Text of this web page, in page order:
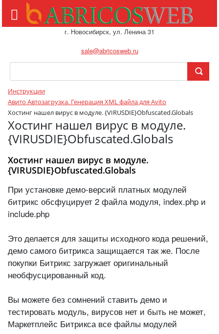
г. Новосибирск, ул. Ленина 31
sale@abricosweb.ru
Инструкции
Авито Автозагрузка. Генерация XML файла для Avito
Хостинг нашел вирус в модуле. {VIRUSDIE}Obfuscated.Globals
Хостинг нашел вирус в модуле.
{VIRUSDIE}Obfuscated.Globals
Хостинг нашел вирус в модуле.
{VIRUSDIE}Obfuscated.Globals
При установке демо-версий платных модулей
битрикс обсфуцирует 2 файла модуля, index.php и
include.php
Это делается для защиты исходного кода решений,
демо самого битрикса защищается так же. После
покупки Битрикс загружает оригинальный
необфусцированный код.
Вы можете без сомнений ставить демо и
тестировать модуль, вирусов нет и быть не может,
Маркетплейс Битрикса все файлы модулей